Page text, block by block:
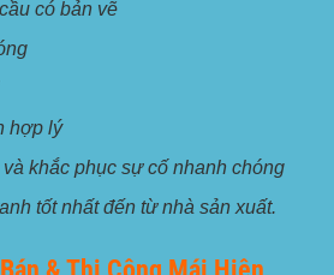
có bản vẽ
hợp lý
khắc phục sự cố nhanh chóng
tốt nhất đến từ nhà sản xuất.